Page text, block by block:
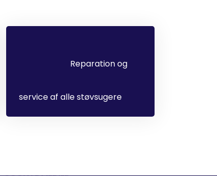
Reparation og
service af alle støvsugere